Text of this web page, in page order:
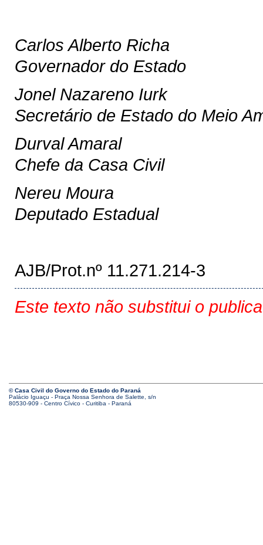
Carlos Alberto Richa
Governador do Estado
Jonel Nazareno Iurk
Secretário de Estado do Meio
Durval Amaral
Chefe da Casa Civil
Nereu Moura
Deputado Estadual
AJB/Prot.nº 11.271.214-3
Este texto não substitui o
© Casa Civil do Governo do Estado do Paraná
Palácio Iguaçu - Praça Nossa Senhora de Salette, s/n
80530-909 - Centro Cívico - Curitiba - Paraná